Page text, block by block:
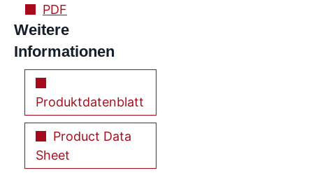
PDF
Weitere
Informationen
Produktdatenblatt
Product Data
Sheet